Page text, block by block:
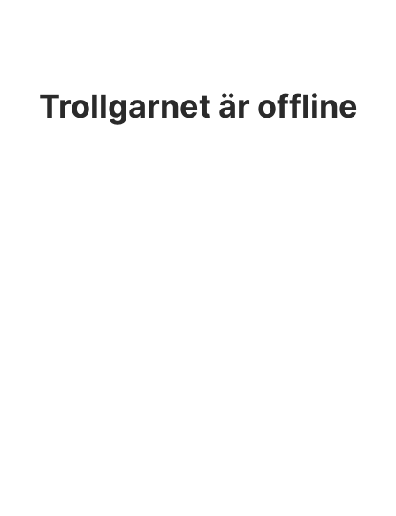
Trollgarnet är offline